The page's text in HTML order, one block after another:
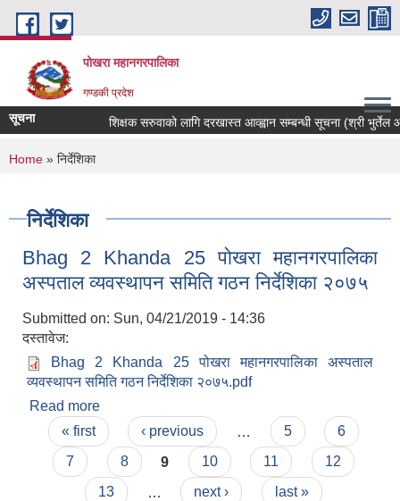
Skip to main content
पोखरा महानगरपालिका
गण्डकी प्रदेश
सूचना शिक्षक सरुवाको लागि दरखास्त आव्ह्वान सम्बन्धी सूचना (श्री भुर्तेल
You are here
Home » निर्देशिका
निर्देशिका
Bhag 2 Khanda 25 पोखरा महानगरपालिका
अस्पताल व्यवस्थापन समिति गठन निर्देशिका २०७५
Submitted on: Sun, 04/21/2019 - 14:36
दस्तावेज:
Bhag 2 Khanda 25 पोखरा महानगरपालिका अस्पताल
व्यवस्थापन समिति गठन निर्देशिका २०७५.pdf
Read more
अस्पताल व्यवस्थापन समिति गठन निर्देशिका २०७५
Pages
« first ‹ previous 5
6
7
8 9 10 11
12
13
next › last »